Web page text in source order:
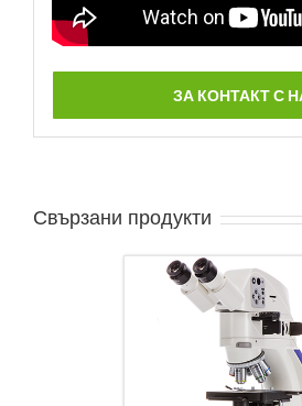
ЗА КОНТАКТ С
Свързани продукти